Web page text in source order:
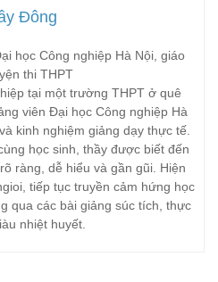
Đông
học Công nghiệp Hà Nội, giáo
thi THPT
tại một trường THPT ở quê
viên Đại học Công nghiệp Hà
kinh nghiệm giảng dạy thực tế.
học sinh, thầy được biết đến
ràng, dễ hiểu và gần gũi. Hiện
tiếp tục truyền cảm hứng học
qua các bài giảng súc tích, thực
nhiệt huyết.